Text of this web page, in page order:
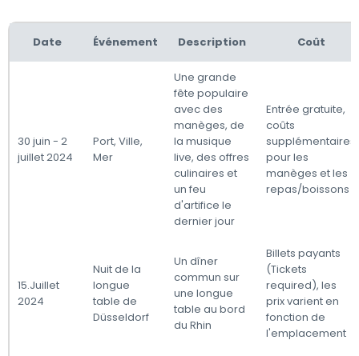
Date Événement Description Coût
30 juin - 2
juillet 2024
Port, Ville,
Mer
Une grande
fête populaire
avec des
manèges, de
la musique
live, des offres
culinaires et
un feu
d'artifice le
dernier jour
Entrée gratuite,
coûts
supplémentaires
pour les
manèges et les
repas/boissons
15.Juillet
2024
Nuit de la
longue
table de
Düsseldorf
Un dîner
commun sur
une longue
table au bord
du Rhin
Billets payants
(Tickets
required), les
prix varient en
fonction de
l'emplacement